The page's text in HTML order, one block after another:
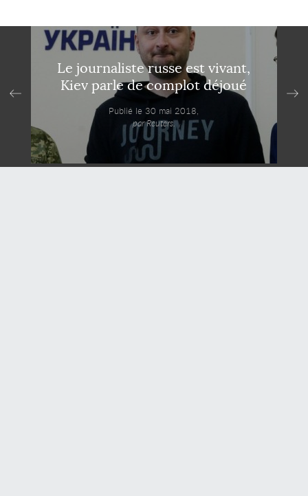
Le journaliste russe est vivant,
Kiev parle de complot déjoué
Publié le 30 mai 2018,
par Reuters.